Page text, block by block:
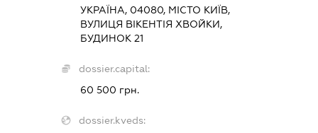
УКРАЇНА, 04080, МІСТО КИЇВ,
ВУЛИЦЯ ВІКЕНТІЯ ХВОЙКИ,
БУДИНОК 21
dossier.capital:
60 500 грн.
dossier.kveds: